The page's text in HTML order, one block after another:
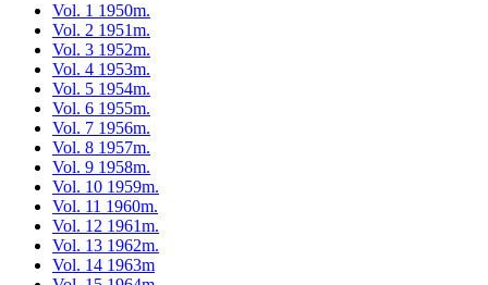
Vol. 1 1950m.
Vol. 2 1951m.
Vol. 3 1952m.
Vol. 4 1953m.
Vol. 5 1954m.
Vol. 6 1955m.
Vol. 7 1956m.
Vol. 8 1957m.
Vol. 9 1958m.
Vol. 10 1959m.
Vol. 11 1960m.
Vol. 12 1961m.
Vol. 13 1962m.
Vol. 14 1963m